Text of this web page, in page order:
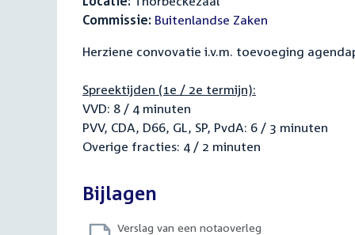
Commissie: Buitenlandse Zaken
Herziene convovatie i.v.m. toevoeging
Spreektijden (1e / 2e termijn):
VVD: 8 / 4 minuten
PVV, CDA, D66, GL, SP, PvdA: 6 / 3 minuten
Overige fracties: 4 / 2 minuten
Bijlagen
Verslag van een notaoverleg